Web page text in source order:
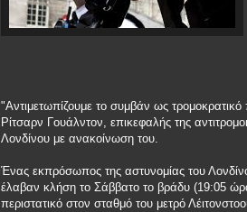
"Αντιμετωπίζουμε το συμβάν ως
Ρίτσαρν Γουάλντον, επικεφαλής της
Λονδίνου με ανακοίνωση του.
Ένας εκπρόσωπος της αστυνομίας του
έλαβαν κλήση το Σάββατο το βράδυ (19:05 ώρα
περιστατικό στον σταθμό του μετρό